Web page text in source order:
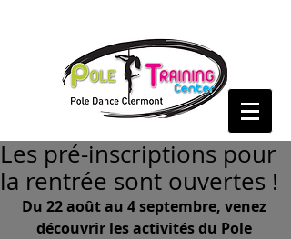
Les pré-inscriptions pour
la rentrée sont ouvertes !
Du 22 août au 4 septembre, venez
découvrir les activités du Pole